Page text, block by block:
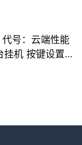
号：云端性能
机 按键设置